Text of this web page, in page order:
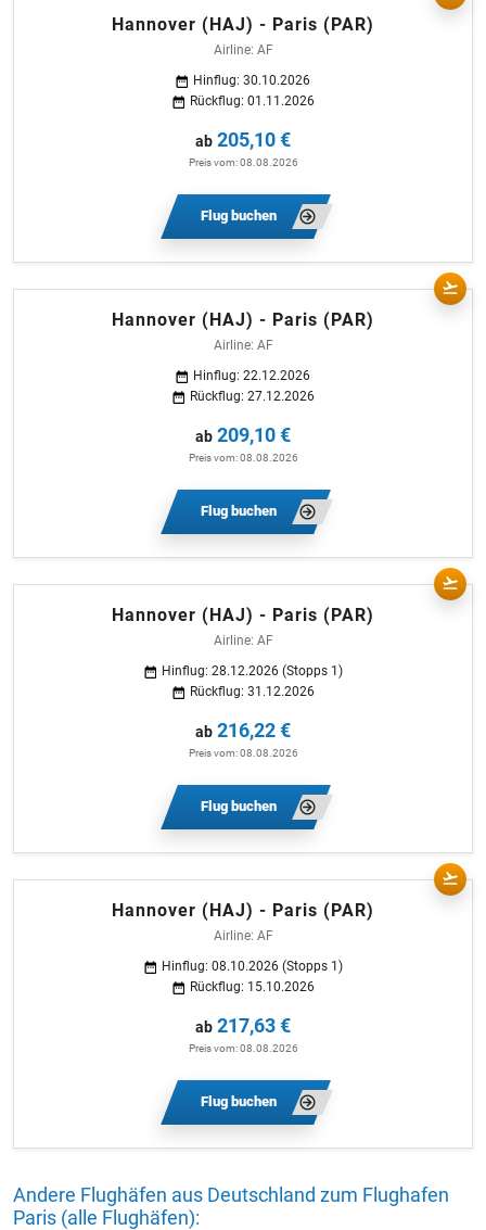
Hannover (HAJ) - Paris (PAR)
Airline: AF
Hinflug: 30.10.2026
Rückflug: 01.11.2026
ab 205,10 €
Preis vom: 08.08.2026
Flug buchen
Hannover (HAJ) - Paris (PAR)
Airline: AF
Hinflug: 22.12.2026
Rückflug: 27.12.2026
ab 209,10 €
Preis vom: 08.08.2026
Flug buchen
Hannover (HAJ) - Paris (PAR)
Airline: AF
Hinflug: 28.12.2026 (Stopps 1)
Rückflug: 31.12.2026
ab 216,22 €
Preis vom: 08.08.2026
Flug buchen
Hannover (HAJ) - Paris (PAR)
Airline: AF
Hinflug: 08.10.2026 (Stopps 1)
Rückflug: 15.10.2026
ab 217,63 €
Preis vom: 08.08.2026
Flug buchen
Andere Flughäfen aus Deutschland zum Flughafen
Paris (alle Flughäfen):